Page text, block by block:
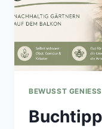
BEWUSST